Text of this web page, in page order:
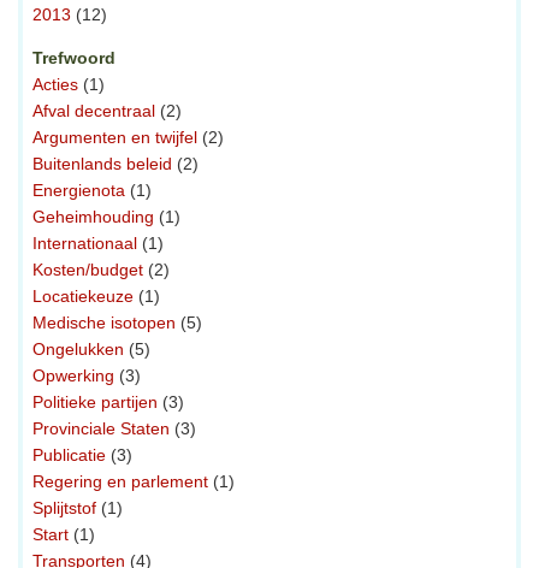
2013 (12)
Trefwoord
Acties (1)
Afval decentraal (2)
Argumenten en twijfel (2)
Buitenlands beleid (2)
Energienota (1)
Geheimhouding (1)
Internationaal (1)
Kosten/budget (2)
Locatiekeuze (1)
Medische isotopen (5)
Ongelukken (5)
Opwerking (3)
Politieke partijen (3)
Provinciale Staten (3)
Publicatie (3)
Regering en parlement (1)
Splijtstof (1)
Start (1)
Transporten (4)